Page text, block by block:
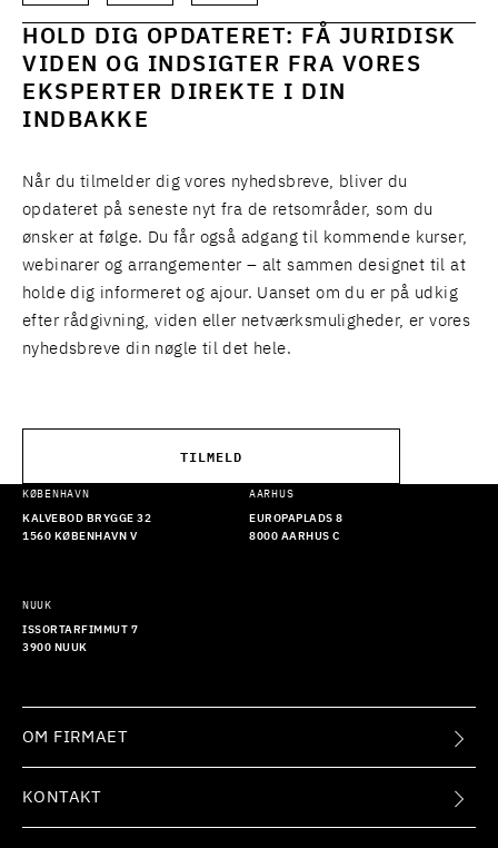
HOLD DIG OPDATERET: FÅ JURIDISK
VIDEN OG INDSIGTER FRA VORES
EKSPERTER DIREKTE I DIN
INDBAKKE
Når du tilmelder dig vores nyhedsbreve, bliver du
opdateret på seneste nyt fra de retsområder, som du
ønsker at følge. Du får også adgang til kommende kurser,
webinarer og arrangementer – alt sammen designet til at
holde dig informeret og ajour. Uanset om du er på udkig
efter rådgivning, viden eller netværksmuligheder, er vores
nyhedsbreve din nøgle til det hele.
TILMELD
KØBENHAVN
KALVEBOD BRYGGE 32
1560 KØBENHAVN V
AARHUS
EUROPAPLADS 8
8000 AARHUS C
NUUK
ISSORTARFIMMUT 7
3900 NUUK
OM FIRMAET
KONTAKT